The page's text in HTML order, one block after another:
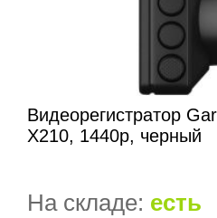
Видеорегистратор
X210, 1440p, черный
На складе: есть